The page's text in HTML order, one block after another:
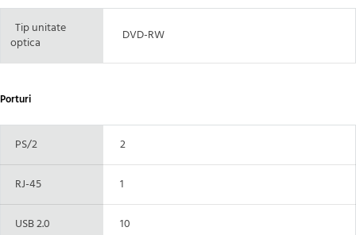
Tip unitate
optica
DVD-RW
Porturi
PS/2 2
RJ-45 1
USB 2.0 10